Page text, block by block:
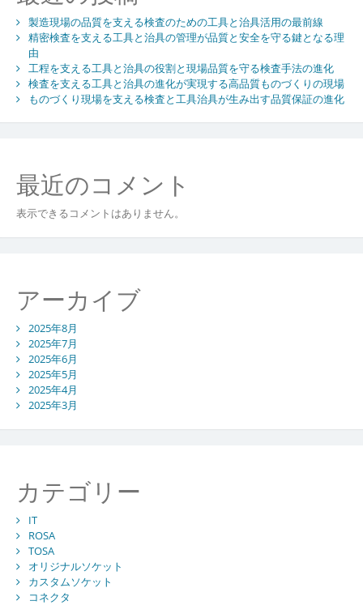
ン製造現場の品質を支える検査のための工具と治具活用の最前線
精密検査を支える工具と治具の管理が品質と安全を守る鍵となる理
由
工程を支える工具と治具の役割と現場品質を守る検査手法の進化
検査を支える工具と治具の進化が実現する高品質ものづくりの現場
ものづくり現場を支える検査と工具治具が生み出す品質保証の進化
最近のコメント
表示できるコメントはありません。
アーカイブ
2025年8月
2025年7月
2025年6月
2025年5月
2025年4月
2025年3月
カテゴリー
IT
ROSA
TOSA
オリジナルソケット
カスタムソケット
コネクタ